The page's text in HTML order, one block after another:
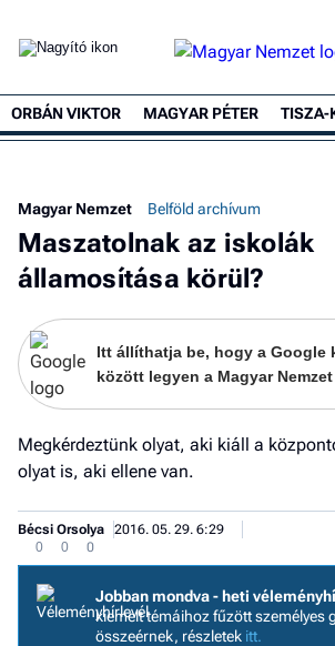
ORBÁN VIKTOR MAGYAR PÉTER TISZA-
Magyar Nemzet Belföld archívum
Maszatolnak az iskolák
államosítása körül?
Itt állíthatja be, hogy a Google
között legyen a Magyar Nemzet
Megkérdeztünk olyat, aki kiáll a
olyat is, aki ellene van.
Bécsi Orsolya
2016. 05. 29. 6:29
0
0 0
Jobban mondva - heti
kiemelt témáihoz fűzött személyes
összeérnek, részletek itt.